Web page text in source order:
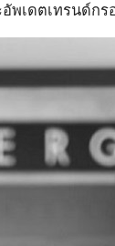
พเดตเทรนด์ก